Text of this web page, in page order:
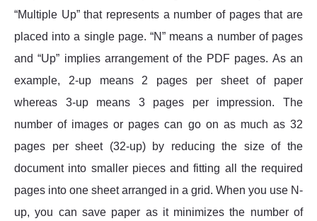
“Multiple Up” that represents a number of pages that are
placed into a single page. “N” means a number of pages
and “Up” implies arrangement of the PDF pages. As an
example, 2-up means 2 pages per sheet of paper
whereas 3-up means 3 pages per impression. The
number of images or pages can go on as much as 32
pages per sheet (32-up) by reducing the size of the
document into smaller pieces and fitting all the required
pages into one sheet arranged in a grid. When you use N-
up, you can save paper as it minimizes the number of